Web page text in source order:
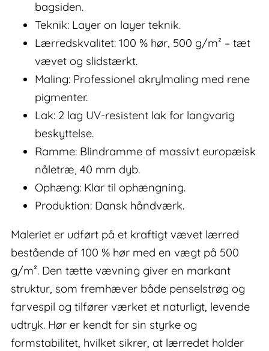
bagsiden.
Teknik: Layer on layer teknik.
Lærredskvalitet: 100 % hør, 500 g/m² – tæt
vævet og slidstærkt.
Maling: Professionel akrylmaling med rene
pigmenter.
Lak: 2 lag UV-resistent lak for langvarig
beskyttelse.
Ramme: Blindramme af massivt europæisk
nåletræ, 40 mm dyb.
Ophæng: Klar til ophængning.
Produktion: Dansk håndværk.
Maleriet er udført på et kraftigt vævet lærred
bestående af 100 % hør med en vægt på 500
g/m². Den tætte vævning giver en markant
struktur, som fremhæver både penselstrøg og
farvespil og tilfører værket et naturligt, levende
udtryk. Hør er kendt for sin styrke og
formstabilitet, hvilket sikrer, at lærredet holder